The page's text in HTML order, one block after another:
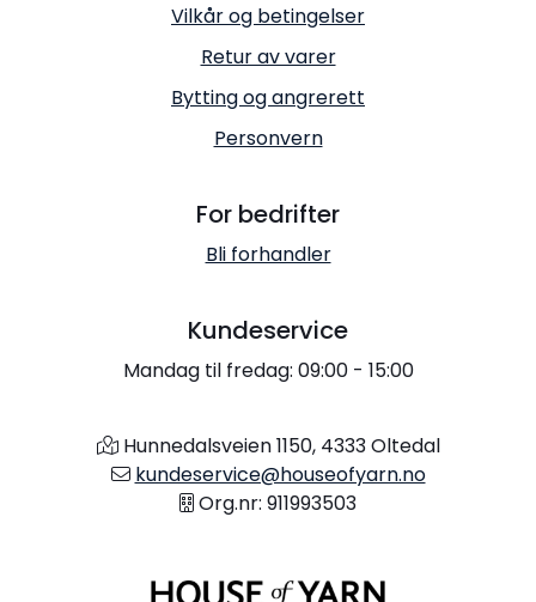
Vilkår og betingelser
Retur av varer
Bytting og angrerett
Personvern
For bedrifter
Bli forhandler
Kundeservice
Mandag til fredag: 09:00 - 15:00
Hunnedalsveien 1150, 4333 Oltedal
kundeservice@houseofyarn.no
Org.nr: 911993503